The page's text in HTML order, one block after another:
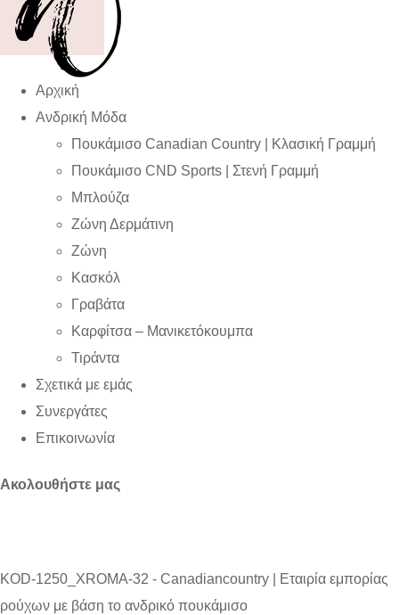
Αρχική
Ανδρική Μόδα
Πουκάμισο Canadian Country | Kλασική Γραμμή
Πουκάμισο CND Sports | Στενή Γραμμή
Μπλούζα
Ζώνη Δερμάτινη
Ζώνη
Κασκόλ
Γραβάτα
Καρφίτσα – Μανικετόκουμπα
Τιράντα
Σχετικά με εμάς
Συνεργάτες
Επικοινωνία
Ακολουθήστε μας
KOD-1250_XROMA-32 - Canadiancountry | Εταιρία εμπορίας
ρούχων με βάση το ανδρικό πουκάμισο